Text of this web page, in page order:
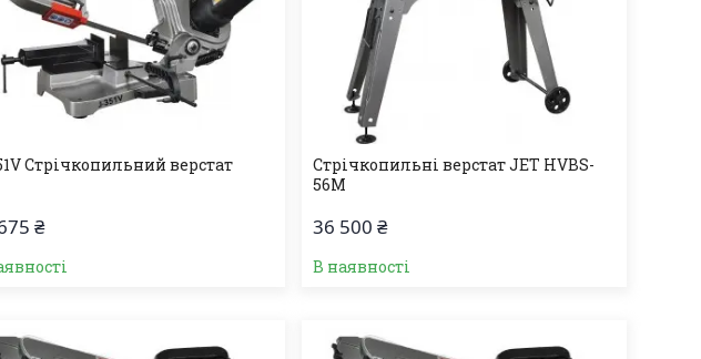
Стрічкопильний верстат
₴
Стрічкопильні верстат JET HVBS-
56M
36 500 ₴
В наявності